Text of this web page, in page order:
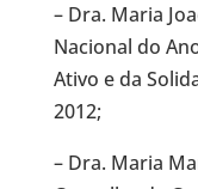
– Dra. Maria
Nacional do
Ativo e da
2012;
– Dra. Maria